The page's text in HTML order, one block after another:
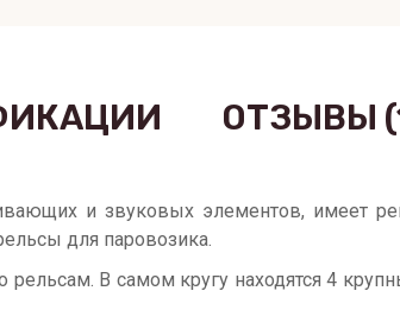
ОТЗЫВЫ
и звуковых элементов, имеет
для паровозика.
В самом кругу находятся 4